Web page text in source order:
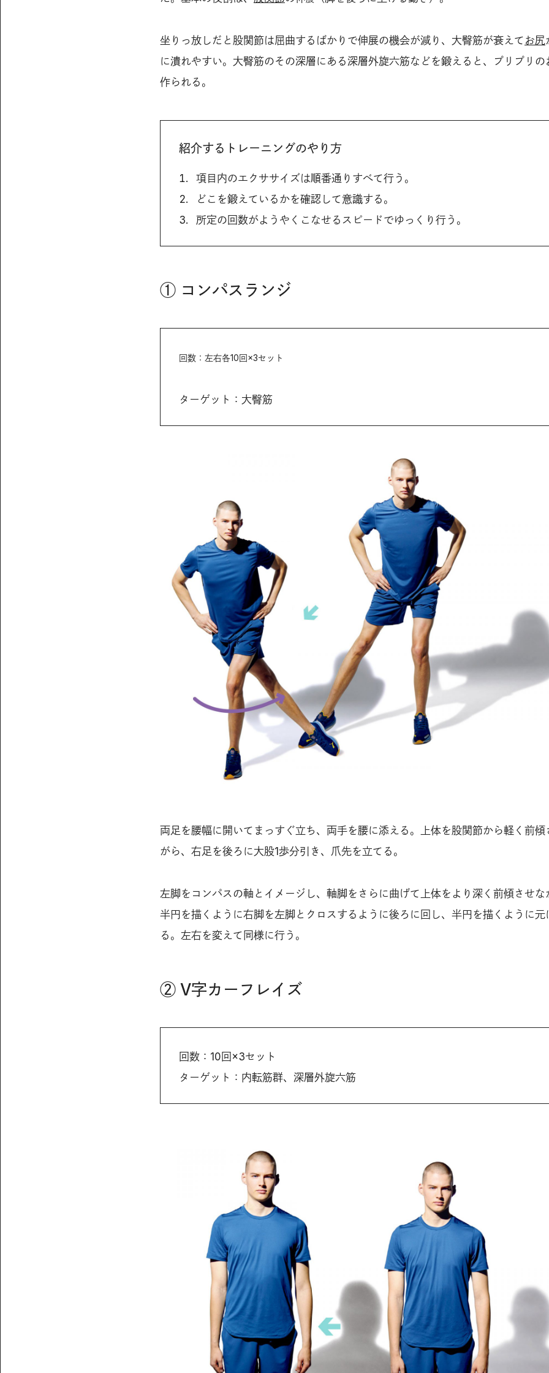
坐りっ放しだと股関節は屈曲するばかりで伸展の機会が減り、大臀筋が衰えて お尻
に潰れやすい。大臀筋のその深層にある深層外旋六筋などを鍛えると、プリプリの
作られる。
紹介するトレーニングのやり方
項目内のエクササイズは順番通りすべて行う。
どこを鍛えているかを確認して意識する。
所定の回数がようやくこなせるスピードでゆっくり行う。
① コンパスランジ
回数：左右各10回×3セット
ターゲット：大臀筋
両足を腰幅に開いてまっすぐ立ち、両手を腰に添える。上体を股関節から軽く前傾
がら、右足を後ろに大股1歩分引き、爪先を立てる。
左脚をコンパスの軸とイメージし、軸脚をさらに曲げて上体をより深く前傾させな
半円を描くように右脚を左脚とクロスするように後ろに回し、半円を描くように元
る。左右を変えて同様に行う。
② V字カーフレイズ
回数：10回×3セット
ターゲット：内転筋群、深層外旋六筋